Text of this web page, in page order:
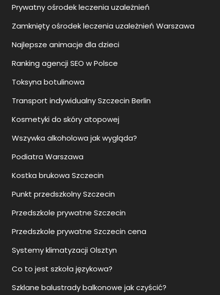
Prywatny ośrodek leczenia uzależnień
Zamknięty ośrodek leczenia uzależnień Warszawa
Najlepsze animacje dla dzieci
Ranking agencji SEO w Polsce
Toksyna botulinowa
Transport indywidualny Szczecin Berlin
Kosmetyki do skóry atopowej
Wszywka alkoholowa jak wygląda?
Podiatra Warszawa
Kostka brukowa Szczecin
Punkt przedszkolny Szczecin
Przedszkole prywatne Szczecin
Przedszkole prywatne Szczecin cena
Systemy klimatyzacji Olsztyn
Co to jest szkoła językowa?
Szklane balustrady balkonowe jak czyścić?